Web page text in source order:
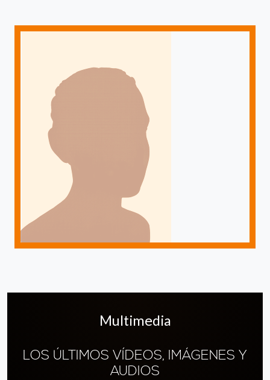
Multimedia
LOS ÚLTIMOS VÍDEOS, IMÁGENES Y
AUDIOS